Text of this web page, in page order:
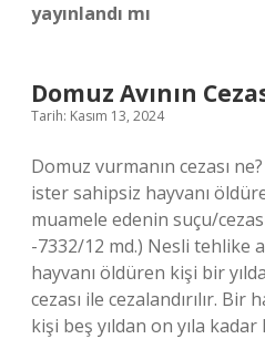
yayınlandı mı
Domuz Avının
Tarih: Kasım 13, 2024
Domuz vurmanın cezası
ister sahipsiz hayvanı
muamele edenin suçu/
-7332/12 md.) Nesli tehlike
hayvanı öldüren kişi bir
cezası ile cezalandırılır.
kişi beş yıldan on yıla kadar